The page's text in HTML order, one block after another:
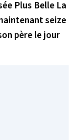
Plus Belle La
seize
père le jour